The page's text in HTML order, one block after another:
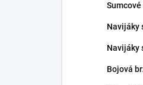
Navijáky
Navijáky
Bojová